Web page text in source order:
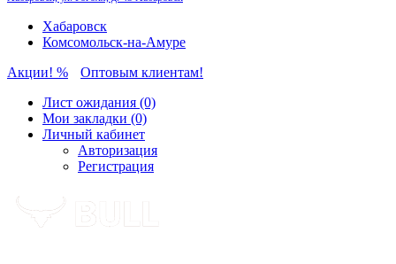
Хабаровск
Комсомольск-на-Амуре
Акции! %
Оптовым клиентам!
Лист ожидания (0)
Мои закладки (0)
Личный кабинет
Авторизация
Регистрация